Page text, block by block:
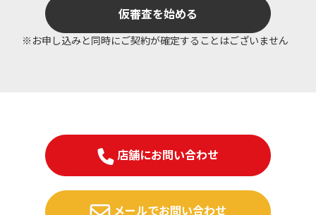
仮審査を始める
※お申し込みと同時にご契約が確定することはございません
店舗にお問い合わせ
メールでお問い合わせ